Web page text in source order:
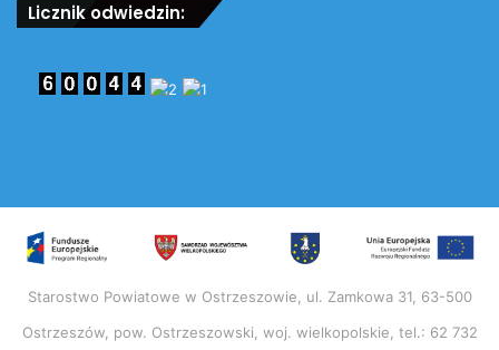
Licznik odwiedzin:
Starostwo Powiatowe w Ostrzeszowie, ul. Zamkowa 31, 63-500
Ostrzeszów, pow. Ostrzeszowski, woj. wielkopolskie, tel.: 62 732